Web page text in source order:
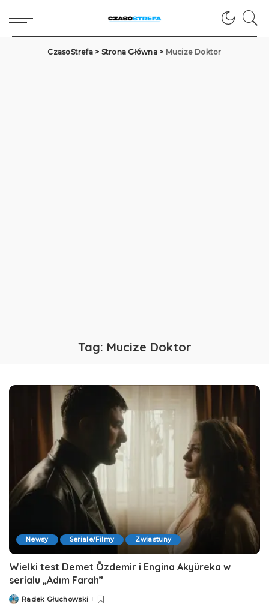
CzasoStrefa> Strona Główna> Mucize Doktor
Tag: Mucize Doktor
Newsy Seriale/Filmy Zwiastuny
Wielki test Demet Özdemir i Engina Akyüreka w
serialu „Adım Farah”
PostedRadek Głuchowski